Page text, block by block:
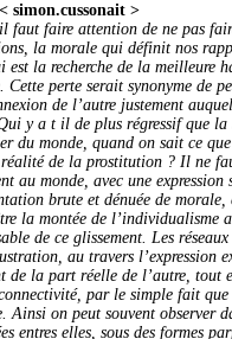
simon.cussonait >
faut faire attention de ne pas
la morale qui définit nos
est la recherche de la meilleure
Cette perte serait synonyme de
de l’autre justement
y a t il de plus régressif que
du monde, quand on sait ce
de la prostitution ? Il ne
au monde, avec une expression
brute et dénuée de morale,
la montée de l’individualisme
de ce glissement. Les
au travers l’expression
de la part réelle de l’autre, tout
par le simple fait
Ainsi on peut souvent observer
entres elles, sous des formes